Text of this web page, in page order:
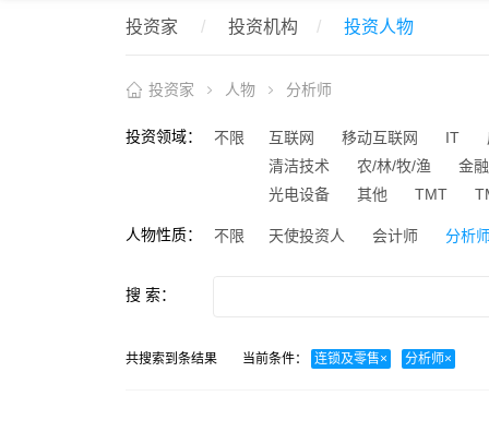
投资家 / 投资机构 / 投资人物
投资家 人物 分析师
投资领域： 不限 互联网 移动互联网 IT
清洁技术
农/林/牧/渔
金融
光电设备
其他 TMT
人物性质： 不限 天使投资人 会计师 分析
搜 索：
共搜索到 条结果 当前条件： 连锁及零售× 分析师×